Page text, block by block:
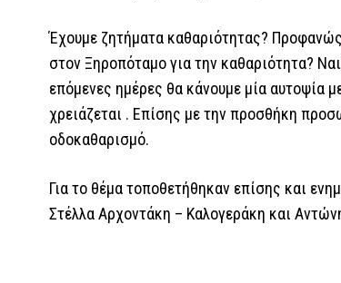
Έχουμε ζητήματα καθαριότητας?
στον Ξηροπόταμο για την καθαριότητα?
επόμενες ημέρες θα κάνουμε μία αυτοψία
χρειάζεται . Επίσης με την προσθήκη
οδοκαθαρισμό.
Για το θέμα τοποθετήθηκαν επίσης και
Στέλλα Αρχοντάκη – Καλογεράκη και